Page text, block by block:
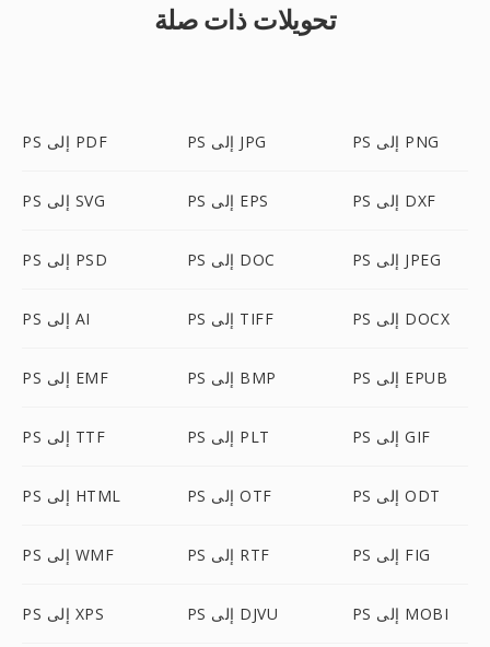
تحويلات ذات صلة
PS إلى PDF PS إلى JPG PS إلى PNG
PS إلى SVG PS إلى EPS PS إلى DXF
PS إلى PSD PS إلى DOC PS إلى JPEG
PS إلى AI PS إلى TIFF PS إلى DOCX
PS إلى EMF PS إلى BMP PS إلى EPUB
PS إلى TTF PS إلى PLT PS إلى GIF
PS إلى HTML PS إلى OTF PS إلى ODT
PS إلى WMF PS إلى RTF PS إلى FIG
PS إلى XPS PS إلى DJVU PS إلى MOBI